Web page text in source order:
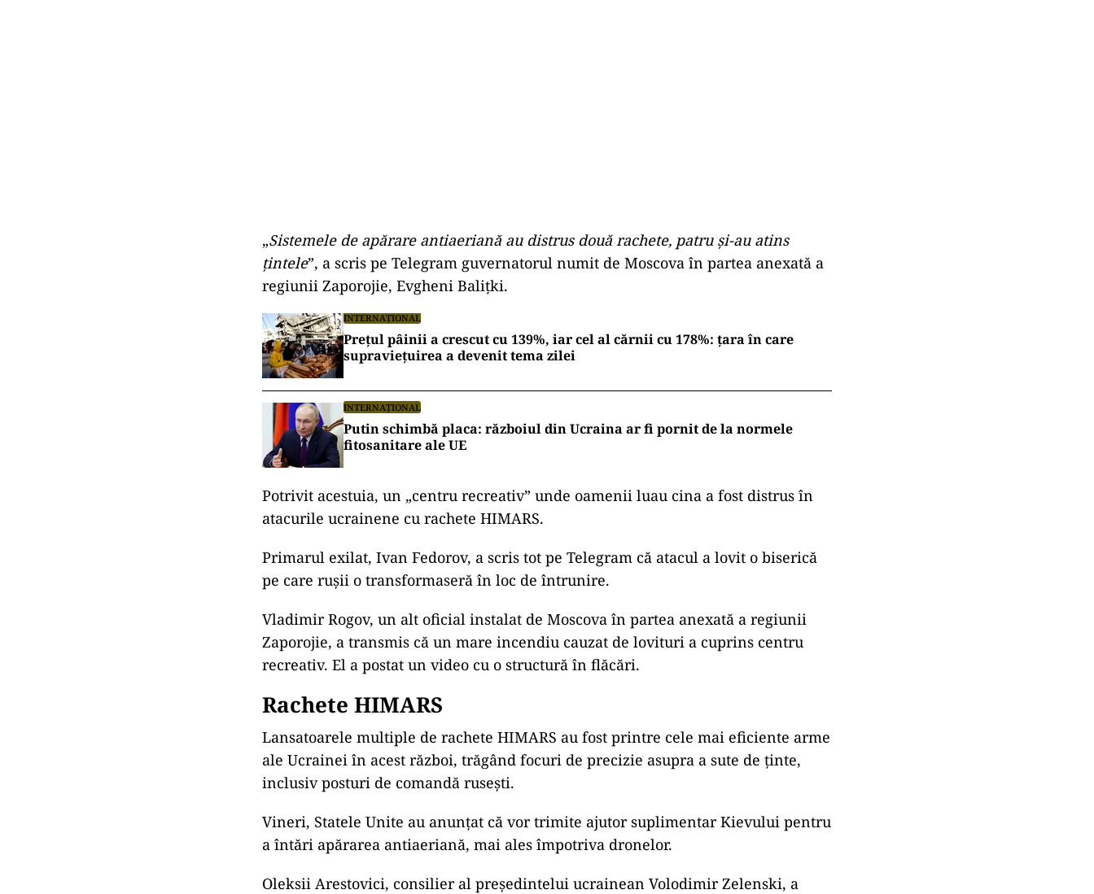
„Sistemele de apărare antiaeriană au distrus două rachete, patru şi-au atins
ţintele”, a scris pe Telegram guvernatorul numit de Moscova în partea anexată a
regiunii Zaporojie, Evgheni Baliţki.
INTERNAȚIONAL
Prețul pâinii a crescut cu 139%, iar cel al cărnii cu 178%: țara în care
supraviețuirea a devenit tema zilei
INTERNAȚIONAL
Putin schimbă placa: războiul din Ucraina ar fi pornit de la normele
fitosanitare ale UE
Potrivit acestuia, un „centru recreativ” unde oamenii luau cina a fost distrus în
atacurile ucrainene cu rachete HIMARS.
Primarul exilat, Ivan Fedorov, a scris tot pe Telegram că atacul a lovit o biserică
pe care ruşii o transformaseră în loc de întrunire.
Vladimir Rogov, un alt oficial instalat de Moscova în partea anexată a regiunii
Zaporojie, a transmis că un mare incendiu cauzat de lovituri a cuprins centru
recreativ. El a postat un video cu o structură în flăcări.
Rachete HIMARS
Lansatoarele multiple de rachete HIMARS au fost printre cele mai eficiente arme
ale Ucrainei în acest război, trăgând focuri de precizie asupra a sute de ţinte,
inclusiv posturi de comandă ruseşti.
Vineri, Statele Unite au anunţat că vor trimite ajutor suplimentar Kievului pentru
a întări apărarea antiaeriană, mai ales împotriva dronelor.
Oleksii Arestovici, consilier al preşedintelui ucrainean Volodimir Zelenski, a